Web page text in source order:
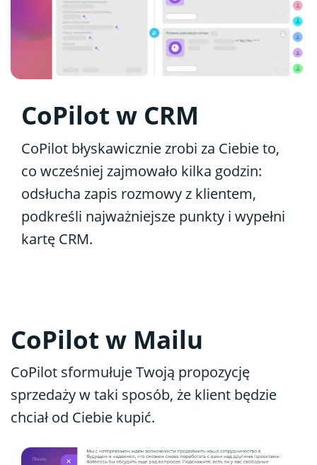
CoPilot w CRM
CoPilot błyskawicznie zrobi za Ciebie to,
co wcześniej zajmowało kilka godzin:
odsłucha zapis rozmowy z klientem,
podkreśli najważniejsze punkty i wypełni
kartę CRM.
CoPilot w Mailu
CoPilot sformułuje Twoją propozycję
sprzedaży w taki sposób, że klient będzie
chciał od Ciebie kupić.